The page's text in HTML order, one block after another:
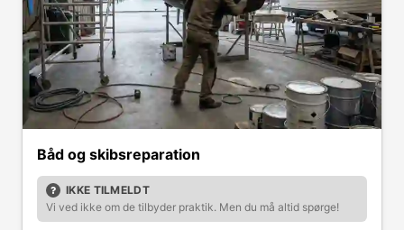
Båd og skibsreparation
IKKE TILMELDT
Vi ved ikke om de tilbyder praktik. Men du må altid spørge!